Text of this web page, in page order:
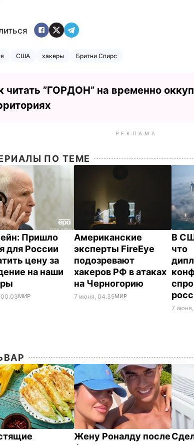
США хакеры Бритни Спирс
читать ”ГОРДОН” на временно
РЕКЛАМА
ПО ТЕМЕ
Пришло
для России
цену за
на наши
МИР
Американские
эксперты FireEye
подозревают
хакеров РФ в атаках
на Черногорию
7 июня, 04.35МИР
В
что
7
Жену Роналду после